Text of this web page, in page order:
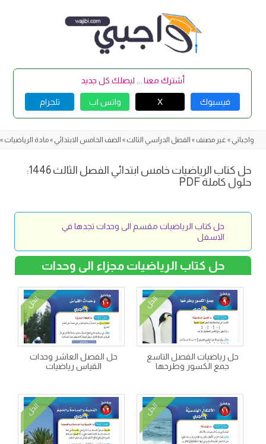
أشترك معنا ... ليصلك كل جديد
فيسبوك X واتس اب تلجرام
واجباتي » غير مصنف » الفصل الدراسي الثالث » الصف الخامس الابتدائي »مادة الرياضيات
حل كتاب الرياضيات خامس ابتدائي الفصل الثالث 1446:
حلول كاملة PDF
حل كتاب الرياضيات مقسم الى وحدات تجدها في
الاسفل
حل كتاب الرياضيات مجزاء الى وحدات
الحل
حل رياضيات الفصل التاسع
جمع الكسور وطرحها
الحل
حل الفصل العاشر وحدات
القياس رياضيات
الحل الحل